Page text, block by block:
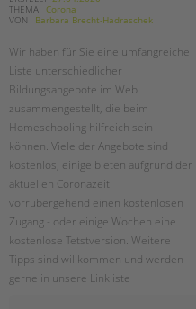
Briefe an Kai
PRESSE
Magazin
KONTAKT
Impressum
Datenschutz
Hinweisgebersystem
Intranet
THEMA Corona
VON
Barbara Brecht-Hadraschek
Wir haben für Sie eine umfangreiche
Liste unterschiedlicher
Bildungsangebote im Web
zusammengestellt, die beim
Homeschooling hilfreich sein
können. Viele der Angebote sind
kostenlos, einige bieten aufgrund der
aktuellen Coronazeit
vorrübergehend einen kostenlosen
Zugang - oder einige Wochen eine
kostenlose Tetstversion. Weitere
Tipps sind willkommen und werden
gerne in unsere Linkliste